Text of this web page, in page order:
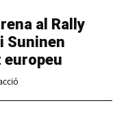
al Rally
Suninen